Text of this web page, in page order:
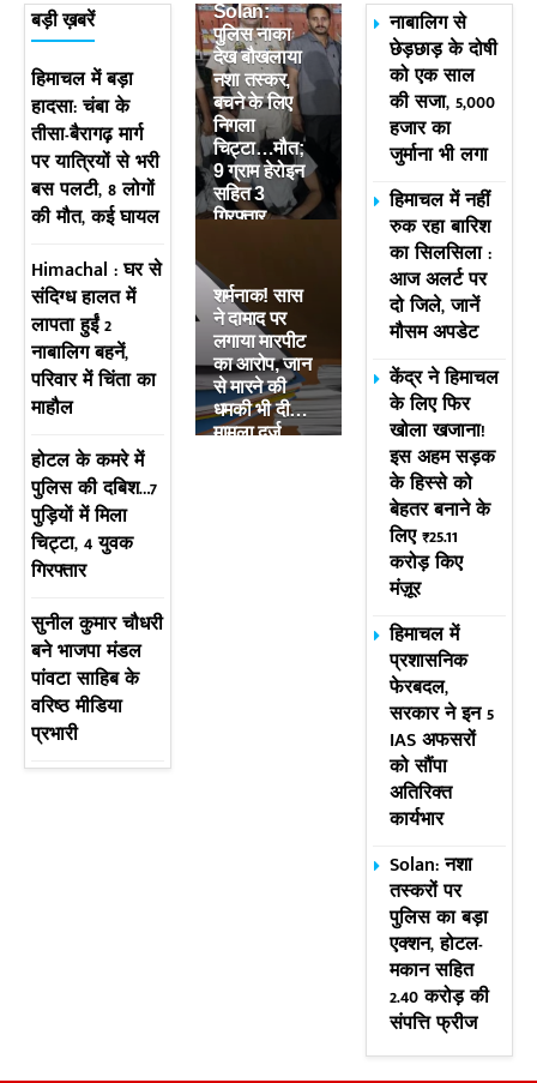
बड़ी ख़बरें
हिमाचल में बड़ा
हादसा: चंबा के
तीसा-बैरागढ़ मार्ग
पर यात्रियों से भरी
बस पलटी, 8 लोगों
की मौत, कई घायल
Himachal : घर से
संदिग्ध हालत में
लापता हुईं 2
नाबालिग बहनें,
परिवार में चिंता का
माहौल
होटल के कमरे में
पुलिस की दबिश…7
पुड़ियाें में मिला
चिट्टा, 4 युवक
गिरफ्तार
सुनील कुमार चौधरी
बने भाजपा मंडल
पांवटा साहिब के
वरिष्ठ मीडिया
प्रभारी
Solan:
पुलिस नाका
देख बौखलाया
नशा तस्कर,
बचने के लिए
निगला
चिट्टा…मौत;
9 ग्राम हेरोइन
सहित 3
गिरफ्तार
शर्मनाक! सास
ने दामाद पर
लगाया मारपीट
का आरोप, जान
से मारने की
धमकी भी दी…
मामला दर्ज
नाबालिग से
छेड़छाड़ के दोषी
को एक साल
की सजा, 5,000
हजार का
जुर्माना भी लगा
हिमाचल में नहीं
रुक रहा बारिश
का सिलसिला :
आज अलर्ट पर
दो जिले, जानें
मौसम अपडेट
केंद्र ने हिमाचल
के लिए फिर
खोला खजाना!
इस अहम सड़क
के हिस्से को
बेहतर बनाने के
लिए ₹25.11
करोड़ किए
मंज़ूर
हिमाचल में
प्रशासनिक
फेरबदल,
सरकार ने इन 5
IAS अफसरों
को सौंपा
अतिरिक्त
कार्यभार
Solan: नशा
तस्करों पर
पुलिस का बड़ा
एक्शन, होटल-
मकान सहित
2.40 करोड़ की
संपत्ति फ्रीज